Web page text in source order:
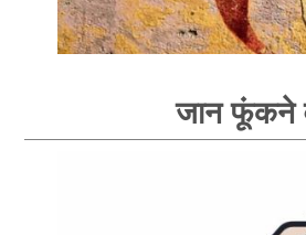
जान फूंकने